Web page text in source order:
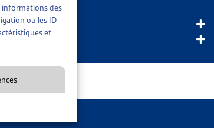
informations des
ou les ID
et
une expertise judiciaire.En savoir plus